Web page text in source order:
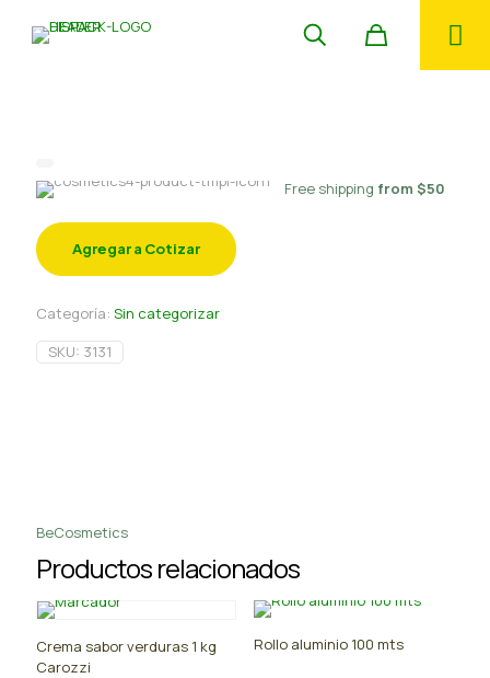
Free shipping from $50
Agregar a Cotizar
Categoría: Sin categorizar
SKU: 3131
BeCosmetics
Productos relacionados
Crema sabor verduras 1 kg
Carozzi
Rollo aluminio 100 mts